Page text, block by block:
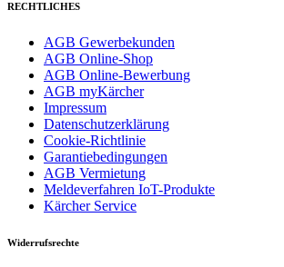
RECHTLICHES
AGB Gewerbekunden
AGB Online-Shop
AGB Online-Bewerbung
AGB myKärcher
Impressum
Datenschutzerklärung
Cookie-Richtlinie
Garantiebedingungen
AGB Vermietung
Meldeverfahren IoT-Produkte
Kärcher Service
Widerrufsrechte